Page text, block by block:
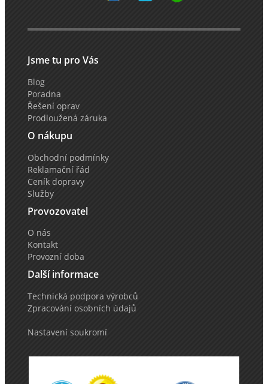
Jsme tu pro Vás
Blog
Poradna
Řešení oprav
Prodloužená záruka
O nákupu
Obchodní podmínky
Reklamační řád
Ceník dopravy
Služby
Provozovatel
O nás
Kontakt
Provozní doba
Další informace
Technická podpora výrobců
Zpracování osobních údajů
Nastavení soukromí